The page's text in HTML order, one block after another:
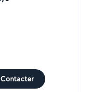
Contacter